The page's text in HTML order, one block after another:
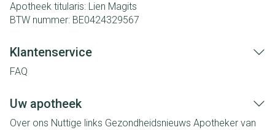
Apotheek titularis: Lien Magits
BTW nummer: BE0424329567
Klantenservice
FAQ
Uw apotheek
Over ons Nuttige links Gezondheidsnieuws Apotheker van